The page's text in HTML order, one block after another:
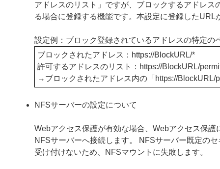
アドレスのリスト」ですが、ブロックするアドレ
る場合に登録する機能です。本設定に登録した
設定例：ブロック登録されているアドレスの特定の
ブロックされたアドレス：https://BlockURL/*
許可するアドレスのリスト：https://BlockURL/
→ブロックされたアドレス内の「https://BlockURL/
NFSサーバーの設定について
Webアクセス保護が有効な場合、Webアクセス保
NFSサーバーへ接続します。 NFSサーバー既定の
受け付けないため、NFSマウントに失敗します。